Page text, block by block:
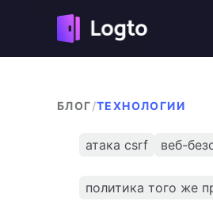
БЛОГ/ТЕХНОЛОГИИ
атака csrf веб-
политика того же